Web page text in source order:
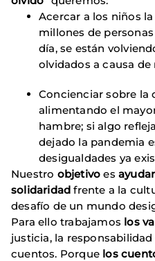
Acercar a los niños
millones de
día, se están
olvidados a causa
Concienciar sobre la
alimentando el
hambre; si algo
dejado la pandemia
desigualdades ya
Nuestro objetivoes
solidaridad frente a la
desafío de un mundo
Para ello trabajamos los
justicia, la
cuentos. Porque los